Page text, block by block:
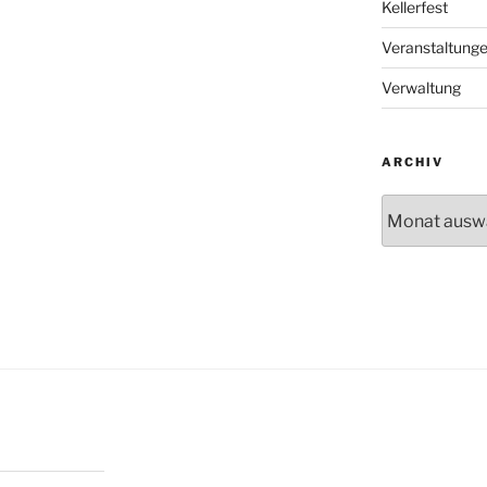
Kellerfest
Verwaltung
ARCHIV